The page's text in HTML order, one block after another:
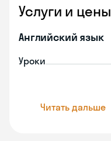
Услуги и цены
Английский язык
Уроки
Читать дальше